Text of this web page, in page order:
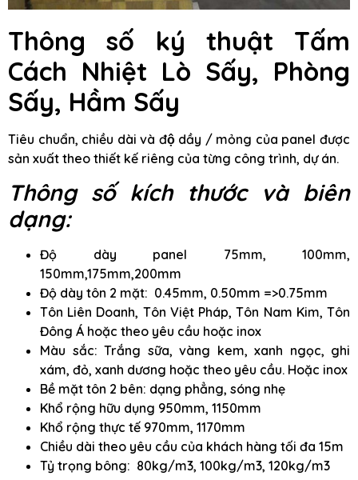
Thông số ký thuật Tấm
Cách Nhiệt Lò Sấy, Phòng
Sấy, Hầm Sấy
Tiêu chuẩn, chiều dài và độ dầy / mỏng của panel được
sản xuất theo thiết kế riêng của từng công trình, dự án.
Thông số kích thước và biên
dạng:
Độ dày panel 75mm, 100mm,
150mm,175mm,200mm
Độ dày tôn 2 mặt: 0.45mm, 0.50mm =>0.75mm
Tôn Liên Doanh, Tôn Việt Pháp, Tôn Nam Kim, Tôn
Đông Á hoặc theo yêu cầu hoặc inox
Màu sắc: Trắng sữa, vàng kem, xanh ngọc, ghi
xám, đỏ, xanh dương hoặc theo yêu cầu. Hoặc inox
Bề mặt tôn 2 bên: dạng phẳng, sóng nhẹ
Khổ rộng hữu dụng 950mm, 1150mm
Khổ rộng thực tế 970mm, 1170mm
Chiều dài theo yêu cầu của khách hàng tối đa 15m
Tỷ trọng bông: 80kg/m3, 100kg/m3, 120kg/m3